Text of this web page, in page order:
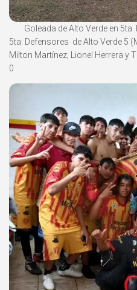
Goleada de Alto Verde en
5ta: Defensores de Alto Verde 5
Milton Martínez, Lionel Herrera y
0